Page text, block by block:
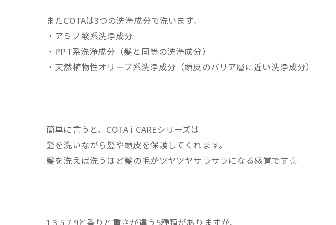
またCOTAは3つの洗浄成分で洗います。
・アミノ酸系洗浄成分
・PPT系洗浄成分（髪と同等の洗浄成分）
・天然植物性オリーブ系洗浄成分（頭皮のバリア層に近い洗浄成分）
簡単に言うと、COTA i CAREシリーズは
髪を洗いながら髪や頭皮を保護してくれます。
髪を洗えば洗うほど髪の毛がツヤツヤサラサラになる感覚です☆
1 3 5 7 9と香りと重さが違う5種類がありますが、